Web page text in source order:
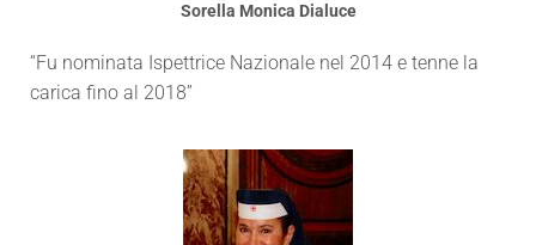
Sorella Monica Dialuce
“Fu nominata Ispettrice Nazionale nel 2014 e tenne la
carica fino al 2018”